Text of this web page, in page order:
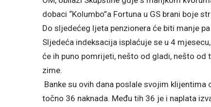
dobaci “Kolumbo”a Fortuna u GS brani boje
Do sljedećeg ljeta penzionera će biti manje
Sljedeća indeksacija isplaćuje se u 4
će ih puno pomrijeti, nešto od gladi, nešto
zime.
Banke su ovih dana poslale svojim klijentima
točno 36 naknada. Među tih 36 je i naplata